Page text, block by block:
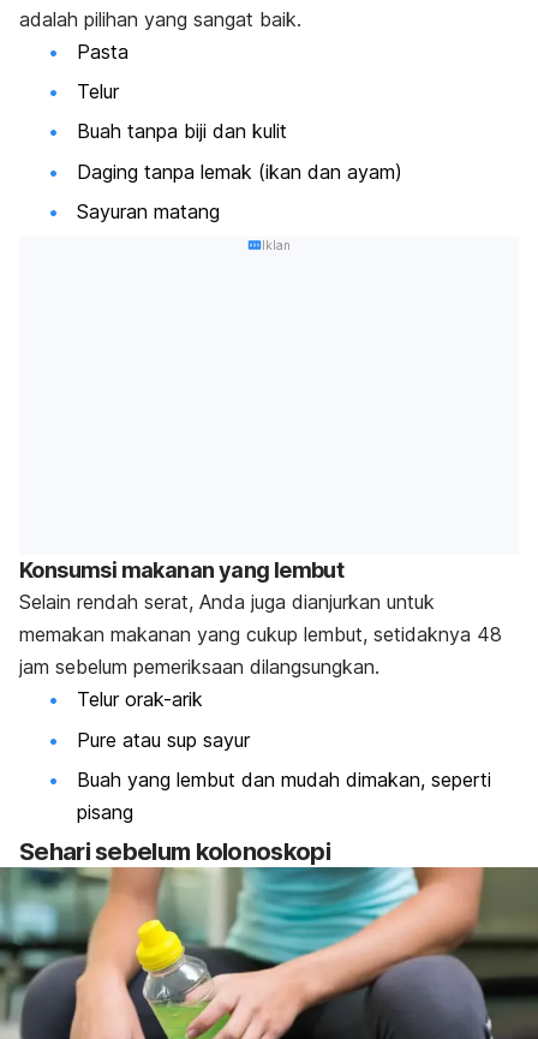
adalah pilihan yang sangat baik.
Pasta
Telur
Buah tanpa biji dan kulit
Daging tanpa lemak (ikan dan ayam)
Sayuran matang
Iklan
Konsumsi makanan yang lembut
Selain rendah serat, Anda juga dianjurkan untuk
memakan makanan yang cukup lembut, setidaknya 48
jam sebelum pemeriksaan dilangsungkan.
Telur orak-arik
Pure atau sup sayur
Buah yang lembut dan mudah dimakan, seperti
pisang
Sehari sebelum kolonoskopi